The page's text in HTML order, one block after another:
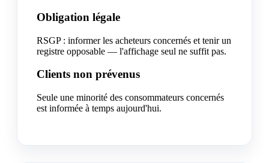
Obligation légale
RSGP : informer les acheteurs concernés et tenir un
registre opposable — l'affichage seul ne suffit pas.
Clients non prévenus
Seule une minorité des consommateurs concernés
est informée à temps aujourd'hui.